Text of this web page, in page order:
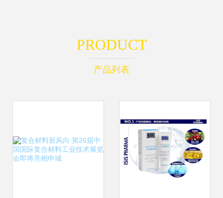
PRODUCT
产品列表